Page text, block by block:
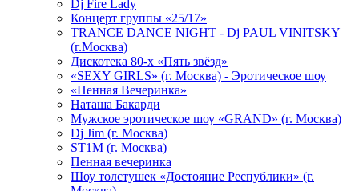
Dj Fire Lady
Концерт группы «25/17»
TRANCE DANCE NIGHT - Dj PAUL VINITSKY
(г.Москва)
Дискотека 80-х «Пять звёзд»
«SEXY GIRLS» (г. Москва) - Эротическое шоу
«Пенная Вечеринка»
Hаташа Бакарди
Мужское эротическое шоу «GRAND» (г. Москва)
Dj Jim (г. Москва)
ST1M (г. Москва)
Пенная вечеринка
Шоу толстушек «Достояние Республики» (г.